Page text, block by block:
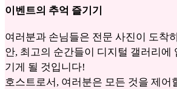
이벤트의 추억 즐기기
여러분과 손님들은 전문 사진이 도착
안, 최고의 순간들이 디지털 갤러리에
기게 될 것입니다!
호스트로서, 여러분은 모든 것을 제어